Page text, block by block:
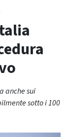
anche sui
sotto i 100